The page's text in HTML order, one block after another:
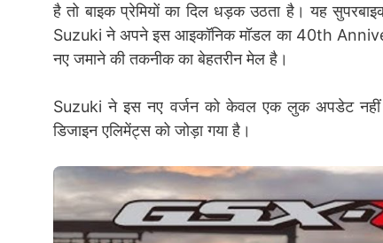
है तो बाइक प्रेमियों का दिल धड़क उठता है। यह
Suzuki ने अपने इस आइकॉनिक मॉडल का 40th
नए जमाने की तकनीक का बेहतरीन मेल है।
Suzuki ने इस नए वर्जन को केवल एक लुक अपडेट नहीं
डिजाइन एलिमेंट्स को जोड़ा गया है।